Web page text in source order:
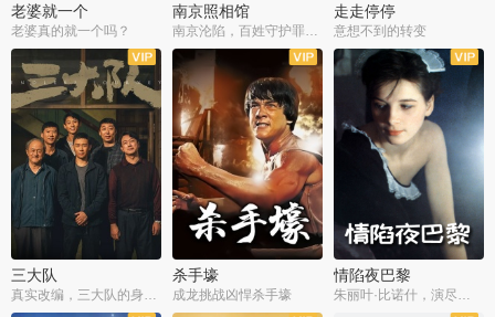
老婆就一个
老婆真的就一个吗？
南京照相馆
南京沦陷，百姓守护罪证底片
走走停停
意想不到的转变
三大队 杀手壕
成龙挑战凶悍杀手壕
情陷夜巴黎